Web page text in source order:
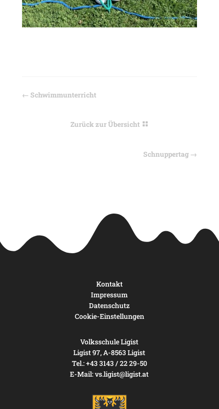
← Schwimmunterricht
Zurück zur Übersicht
Schnuppertag →
Kontakt
Impressum
Datenschutz
Cookie-Einstellungen
Volksschule Ligist
Ligist 97, A-8563 Ligist
Tel.: +43 3143 / 22 29-50
E-Mail:vs.ligist@ligist.at